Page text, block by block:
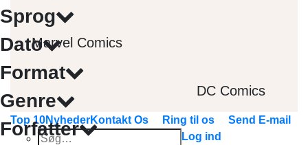
Marvel Comics
DC Comics
Top 10NyhederKontakt Os Ring til os
Send E-mail
Søg
Log ind
Sprog
Dato
Format
Genre
Forfatter